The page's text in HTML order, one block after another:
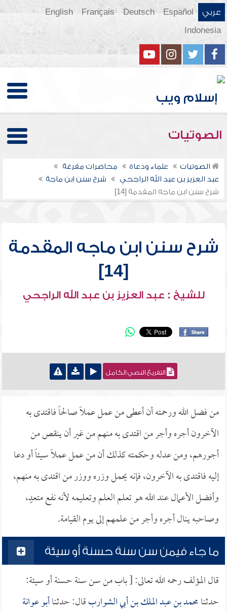
عربي Español
Deutsch
Français
English
Indonesia
الصوتيات
الصوتيات علماء ودعاة
محاضرات مفرغة
عبد العزيز بن عبد الله الراجحي
شرح سنن ابن ماجة
شرح سنن ابن ماجه المقدمة [14]
شرح سنن ابن ماجه المقدمة
[14]
للشيخ : عبد العزيز بن عبد الله الراجحي
التفريغ النصي الكامل
من فضل الله ورحمته أن أعطى من عمل عملاً صالحاً فاقتدى به
الآخرون أجره وأجر من اقتدى به منهم من غير أن ينقص من
أجورهم، ومن عدله وحكمته كذلك أن من عمل عملاً سيئاً أو دعا
إليه فاقتدى به الآخرون، فإنه يحمل وزره ووزر من اقتدى به منهم،
وأفضل الأعمال عند الله هو تعلم العلم وتعليمه لأنه نفع متعدٍ،
وصاحبه ينال أجره وأجر من علمهم إلى يوم القيامة.
ما جاء فيمن سن سنة حسنة أو سيئة
قال المؤلف رحمه الله تعالى: [ باب من سن سنة حسنة أو سيئة:
حدثنامحمد بن عبد الملك بن أبي الشواربقال: حدثناأبو عوانة